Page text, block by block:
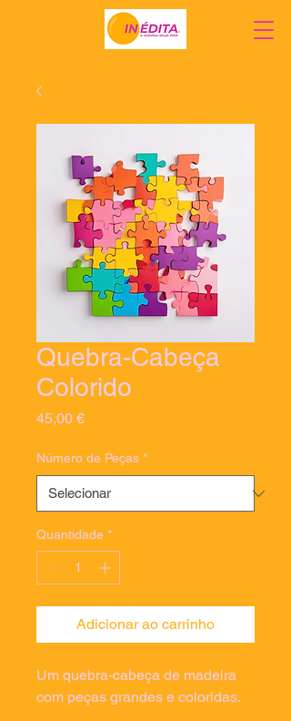
Quebra-Cabeça
Colorido
45,00 €Preço
Número de Peças *
Quantidade *
Adicionar ao carrinho
Um quebra-cabeça de madeira
com peças grandes e coloridas.